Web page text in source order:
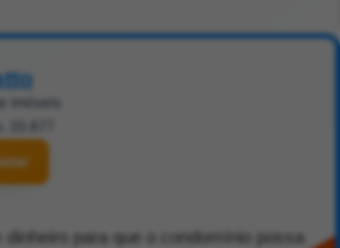
imóveis
20.877
dinheiro para que o condomínio possa